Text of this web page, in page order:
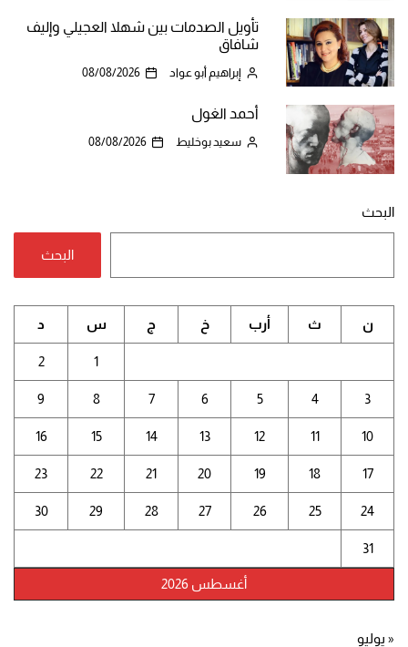
تأويل الصدمات بين شهلا العجيلي وإليف
شافاق
إبراهيم أبو عواد 08/08/2026
أحمد الغول
سعيد بوخليط 08/08/2026
البحث
البحث
أغسطس 2026
ن ث أرب خ ج س د
1
2
3
4
5
6
7
8
9
10
11
12
13
14
15
16
17
18
19
20
21
22
23
24
25
26
27
28
29
30
31
« يوليو